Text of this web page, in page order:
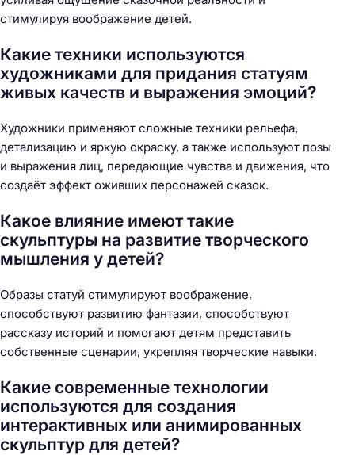
стимулируя воображение детей.
Какие техники используются
художниками для придания статуям
живых качеств и выражения эмоций?
Художники применяют сложные техники рельефа,
детализацию и яркую окраску, а также используют позы
и выражения лиц, передающие чувства и движения, что
создаёт эффект оживших персонажей сказок.
Какое влияние имеют такие
скульптуры на развитие творческого
мышления у детей?
Образы статуй стимулируют воображение,
способствуют развитию фантазии, способствуют
рассказу историй и помогают детям представить
собственные сценарии, укрепляя творческие навыки.
Какие современные технологии
используются для создания
интерактивных или анимированных
скульптур для детей?